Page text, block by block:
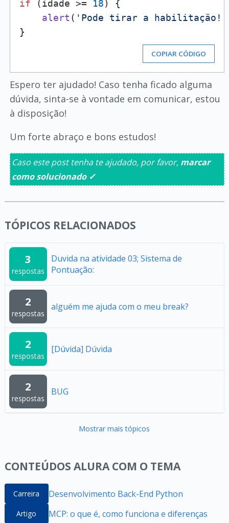
if (idade >= 18) {
alert ( 'Pode tirar a habilitação!'
COPIAR CÓDIGO
Espero ter ajudado! Caso tenha ficado alguma
dúvida, sinta-se à vontade em comunicar, estou
à disposição!
Um forte abraço e bons estudos!
Caso este post tenha te ajudado, por favor, marcar
como solucionado ✓
TÓPICOS RELACIONADOS
3
respostas
Duvida na atividade 03; Sistema de
Pontuação:
2
respostas
alguém me ajuda com o meu break?
2
respostas
[Dúvida] Dúvida
2
respostas
BUG
Mostrar mais tópicos
CONTEÚDOS ALURA COM O TEMA
Carreira Desenvolvimento Back-End Python
Artigo MCP: o que é, como funciona e diferenças